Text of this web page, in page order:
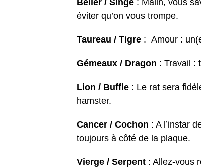
Bélier / Singe : Malin, vous
éviter qu’on vous trompe.
Taureau / Tigre : Amour :
Gémeaux / Dragon : Travail :
Lion / Buffle : Le rat sera
hamster.
Cancer / Cochon : A l’instar
toujours à côté de la plaque.
Vierge / Serpent : Allez-vous